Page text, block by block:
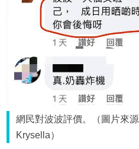
網民對波波評價。（圖片來
Krysella）